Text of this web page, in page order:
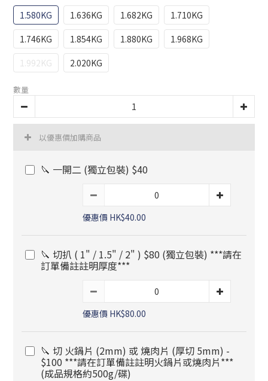
1.580KG 1.636KG 1.682KG
1.710KG
1.746KG
1.854KG 1.880KG
1.968KG
1.992KG
2.020KG
數量
以優惠價加購商品
🔪 一開二 (獨立包裝) $40
優惠價 HK$40.00
🔪 切扒 ( 1" / 1.5" / 2" ) $80 (獨立包裝) ***請在
訂單備註註明厚度***
優惠價 HK$80.00
🔪 切 火鍋片 (2mm) 或 燒肉片 (厚切 5mm) -
$100 ***請在訂單備註註明火鍋片或燒肉片***
(成品規格約500g/碟)